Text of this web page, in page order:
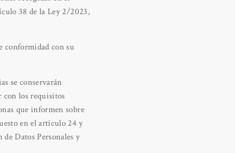
38 de la Ley 2/2023,
conformidad con su
se conservarán
con los requisitos
que informen sobre
en el artículo 24 y
Datos Personales y